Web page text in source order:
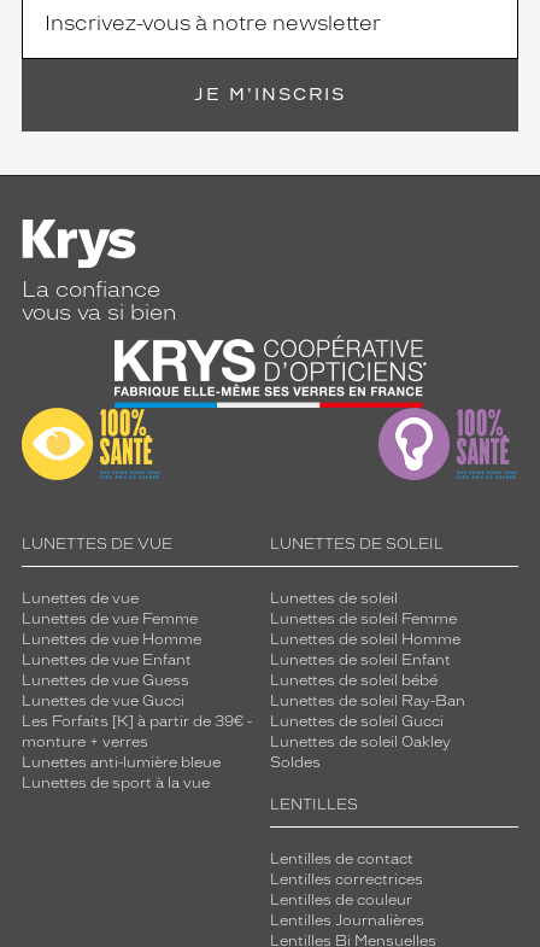
JE M'INSCRIS
La confiance
vous va si bien
LUNETTES DE VUE
Lunettes de vue
Lunettes de vue Femme
Lunettes de vue Homme
Lunettes de vue Enfant
Lunettes de vue Guess
Lunettes de vue Gucci
Les Forfaits [K] à partir de 39€ -
monture + verres
Lunettes anti-lumière bleue
Lunettes de sport à la vue
LUNETTES DE SOLEIL
Lunettes de soleil
Lunettes de soleil Femme
Lunettes de soleil Homme
Lunettes de soleil Enfant
Lunettes de soleil bébé
Lunettes de soleil Ray-Ban
Lunettes de soleil Gucci
Lunettes de soleil Oakley
Soldes
LENTILLES
Lentilles de contact
Lentilles correctrices
Lentilles de couleur
Lentilles Journalières
Lentilles Bi Mensuelles